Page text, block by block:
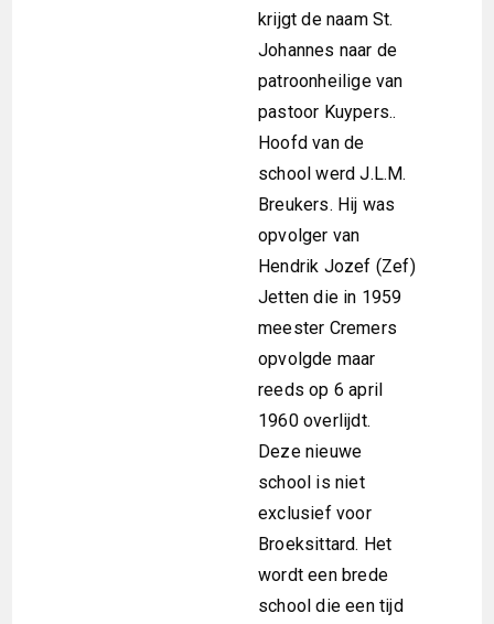
krijgt de naam St.
Johannes naar de
patroonheilige van
pastoor Kuypers..
Hoofd van de
school werd J.L.M.
Breukers. Hij was
opvolger van
Hendrik Jozef (Zef)
Jetten die in 1959
meester Cremers
opvolgde maar
reeds op 6 april
1960 overlijdt.
Deze nieuwe
school is niet
exclusief voor
Broeksittard. Het
wordt een brede
school die een tijd